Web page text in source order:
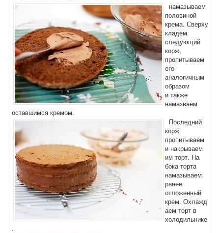
намазываем
половиной
крема. Сверху
кладем
следующий
корж,
пропитываем
его
аналогичным
образом
и также
намазваем
оставшимся кремом.
Последний
корж
пропитываем
и накрываем
им торт. На
бока торта
намазываем
ранее
отложенный
крем. Охлажд
аем торт в
холодильнике
.